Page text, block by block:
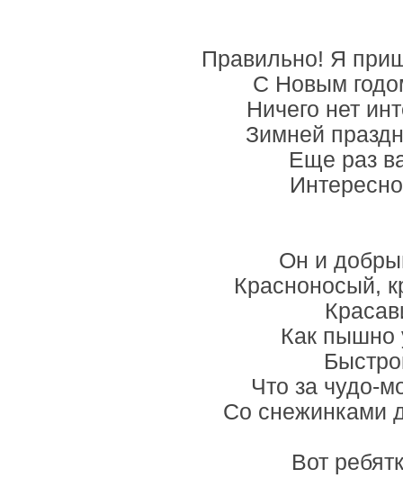
Правильно! Я
С Новым
Ничего нет
Зимней
Еще раз
Он и
Красноносый,
Как пышно
Что за чудо-
Со снежинками
Вот